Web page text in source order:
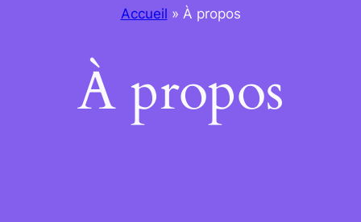
Accueil » À propos
À propos